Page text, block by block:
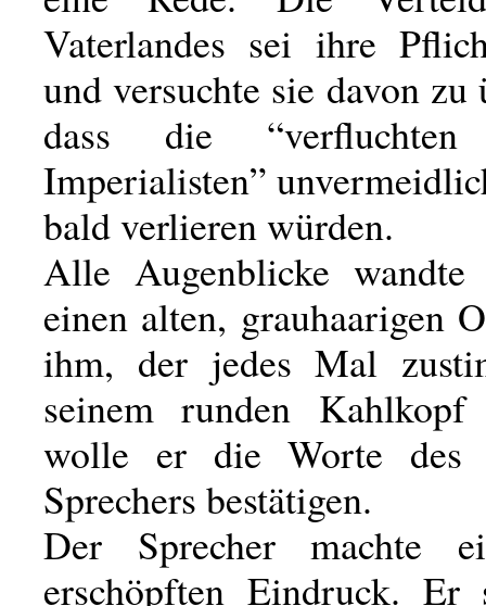
Vaterlandes sei ihre
und versuchte sie davon zu
dass die “verfluchten
Imperialisten”
bald verlieren würden.
Alle Augenblicke
einen alten, grauhaarigen
ihm, der jedes Mal
seinem runden
wolle er die Worte des
Sprechers bestätigen.
Der Sprecher machte
erschöpften Eindruck. Er